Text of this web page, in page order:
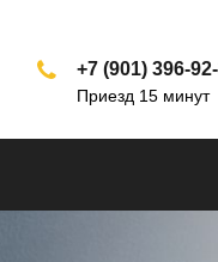
+7 (901) 396-
Приезд 15 минут